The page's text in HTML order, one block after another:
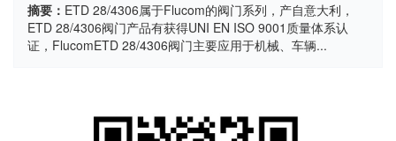
摘要： ETD 28/4306属于Flucom的阀门系列，产自意大利，
ETD 28/4306阀门产品有获得UNI EN ISO 9001质量体系认
证，FlucomETD 28/4306阀门主要应用于机械、车辆...